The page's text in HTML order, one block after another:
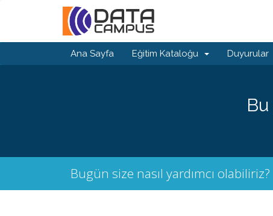
Ana Sayfa Eğitim Kataloğu Duyurular
Bugün size nasıl yardımcı olabiliriz?